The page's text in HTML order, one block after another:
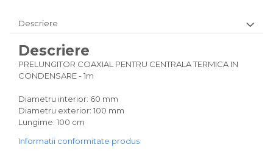
Descriere
Descriere
PRELUNGITOR COAXIAL PENTRU CENTRALA TERMICA IN
CONDENSARE - 1m
Diametru interior: 60 mm
Diametru exterior: 100 mm
Lungime: 100 cm
Informatii conformitate produs